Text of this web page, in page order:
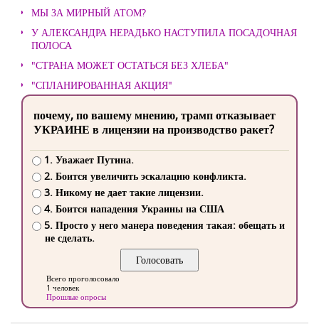
МЫ ЗА МИРНЫЙ АТОМ?
У АЛЕКСАНДРА НЕРАДЬКО НАСТУПИЛА ПОСАДОЧНАЯ
ПОЛОСА
"СТРАНА МОЖЕТ ОСТАТЬСЯ БЕЗ ХЛЕБА"
"СПЛАНИРОВАННАЯ АКЦИЯ"
почему, по вашему мнению, трамп отказывает
УКРАИНЕ в лицензии на производство ракет?
1. Уважает Путина.
2. Боится увеличить эскалацию конфликта.
3. Никому не дает такие лицензии.
4. Боится нападения Украины на США
5. Просто у него манера поведения такая: обещать и
не сделать.
Всего проголосовало
1 человек
Прошлые опросы